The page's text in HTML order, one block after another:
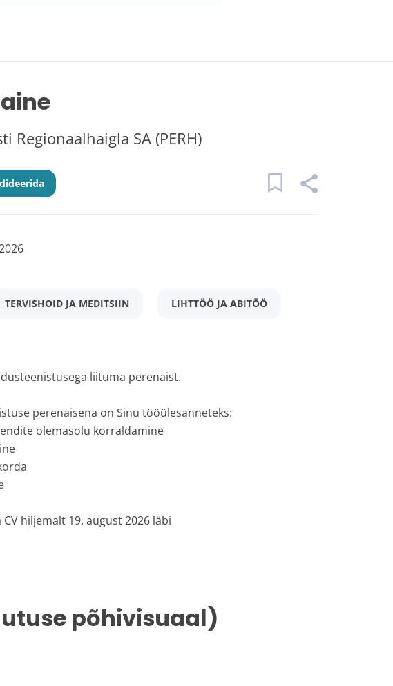
Regionaalhaigla SA (PERH)
TERVISHOID JA MEDITSIIN LIHTTÖÖ JA ABITÖÖ
liituma perenaist.
perenaisena on Sinu tööülesanneteks:
olemasolu korraldamine
hiljemalt 19. august 2026 läbi
põhivisuaal)